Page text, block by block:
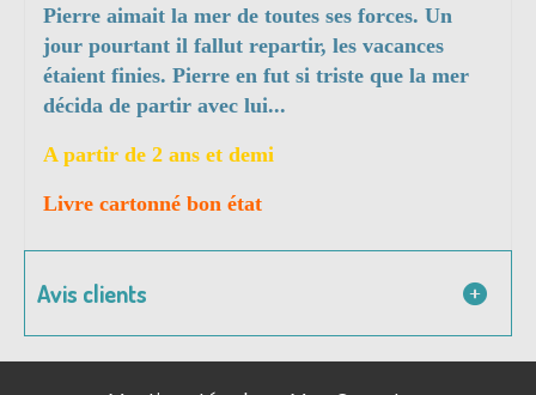
Pierre aimait la mer de toutes ses forces. Un
jour pourtant il fallut repartir, les vacances
étaient finies. Pierre en fut si triste que la mer
décida de partir avec lui...
A partir de 2 ans et demi
Livre cartonné bon état
Avis clients